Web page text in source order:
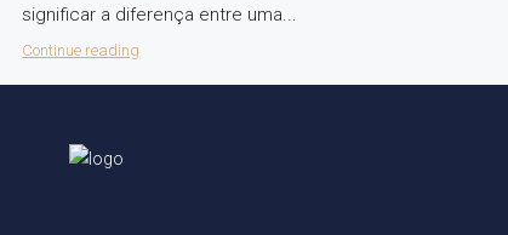
significar a diferença entre uma...
Continue reading